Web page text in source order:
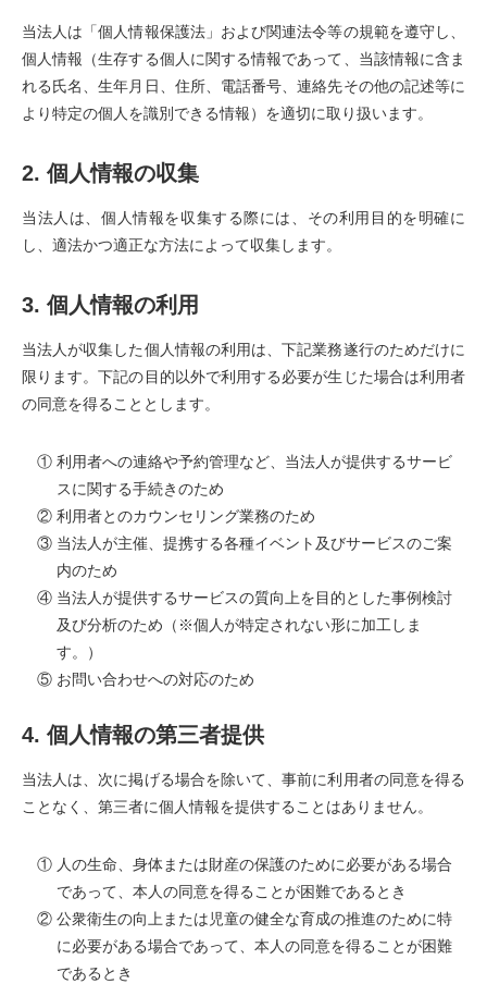
当法人は「個人情報保護法」および関連法令等の規範を遵守し、
個人情報（生存する個人に関する情報であって、当該情報に含ま
れる氏名、生年月日、住所、電話番号、連絡先その他の記述等に
より特定の個人を識別できる情報）を適切に取り扱います。
2. 個人情報の収集
当法人は、個人情報を収集する際には、その利用目的を明確に
し、適法かつ適正な方法によって収集します。
3. 個人情報の利用
当法人が収集した個人情報の利用は、下記業務遂行のためだけに
限ります。下記の目的以外で利用する必要が生じた場合は利用者
の同意を得ることとします。
① 利用者への連絡や予約管理など、当法人が提供するサービ
スに関する手続きのため
② 利用者とのカウンセリング業務のため
③ 当法人が主催、提携する各種イベント及びサービスのご案
内のため
④ 当法人が提供するサービスの質向上を目的とした事例検討
及び分析のため（※個人が特定されない形に加工しま
す。）
⑤ お問い合わせへの対応のため
4. 個人情報の第三者提供
当法人は、次に掲げる場合を除いて、事前に利用者の同意を得る
ことなく、第三者に個人情報を提供することはありません。
① 人の生命、身体または財産の保護のために必要がある場合
であって、本人の同意を得ることが困難であるとき
② 公衆衛生の向上または児童の健全な育成の推進のために特
に必要がある場合であって、本人の同意を得ることが困難
であるとき